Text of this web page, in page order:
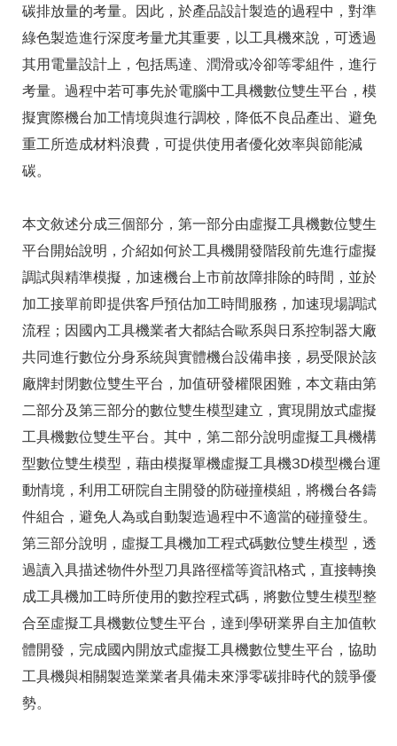
碳排放量的考量。因此，於產品設計製造的過程中，對準
綠色製造進行深度考量尤其重要，以工具機來說，可透過
其用電量設計上，包括馬達、潤滑或冷卻等零組件，進行
考量。過程中若可事先於電腦中工具機數位雙生平台，模
擬實際機台加工情境與進行調校，降低不良品產出、避免
重工所造成材料浪費，可提供使用者優化效率與節能減
碳。
本文敘述分成三個部分，第一部分由虛擬工具機數位雙生
平台開始說明，介紹如何於工具機開發階段前先進行虛擬
調試與精準模擬，加速機台上市前故障排除的時間，並於
加工接單前即提供客戶預估加工時間服務，加速現場調試
流程；因國內工具機業者大都結合歐系與日系控制器大廠
共同進行數位分身系統與實體機台設備串接，易受限於該
廠牌封閉數位雙生平台，加值研發權限困難，本文藉由第
二部分及第三部分的數位雙生模型建立，實現開放式虛擬
工具機數位雙生平台。其中，第二部分說明虛擬工具機構
型數位雙生模型，藉由模擬單機虛擬工具機3D模型機台運
動情境，利用工研院自主開發的防碰撞模組，將機台各鑄
件組合，避免人為或自動製造過程中不適當的碰撞發生。
第三部分說明，虛擬工具機加工程式碼數位雙生模型，透
過讀入具描述物件外型刀具路徑檔等資訊格式，直接轉換
成工具機加工時所使用的數控程式碼，將數位雙生模型整
合至虛擬工具機數位雙生平台，達到學研業界自主加值軟
體開發，完成國內開放式虛擬工具機數位雙生平台，協助
工具機與相關製造業業者具備未來淨零碳排時代的競爭優
勢。